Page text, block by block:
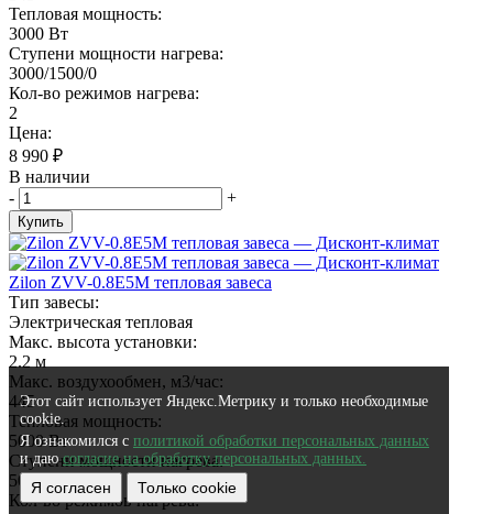
Этот сайт использует Яндекс.Метрику и только необходимые
cookie.
Я ознакомился с политикой обработки персональных данных
и даюсогласие на обработку персональных данных.
Я согласен Только cookie
Тепловая мощность:
3000 Вт
Ступени мощности нагрева:
3000/1500/0
Кол-во режимов нагрева:
2
Цена:
8 990 ₽
В наличии
-
+
Купить
Zilon ZVV-0.8E5M тепловая завеса
Тип завесы:
Электрическая тепловая
Макс. высота установки:
2.2 м
Макс. воздухообмен, м3/час:
445
Тепловая мощность:
5000 Вт
Ступени мощности нагрева:
5000/2500/0
Кол-во режимов нагрева: